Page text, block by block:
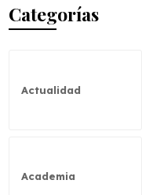
Categorías
Actualidad
Academia